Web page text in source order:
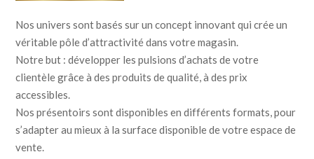
Nos univers sont basés sur un concept innovant qui crée un
véritable pôle d’attractivité dans votre magasin.
Notre but : développer les pulsions d’achats de votre
clientèle grâce à des produits de qualité, à des prix
accessibles.
Nos présentoirs sont disponibles en différents formats, pour
s’adapter au mieux à la surface disponible de votre espace de
vente.